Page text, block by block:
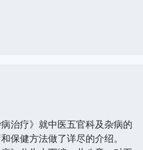
疗》就中医五官科及杂病的
保健方法做了详尽的介绍。